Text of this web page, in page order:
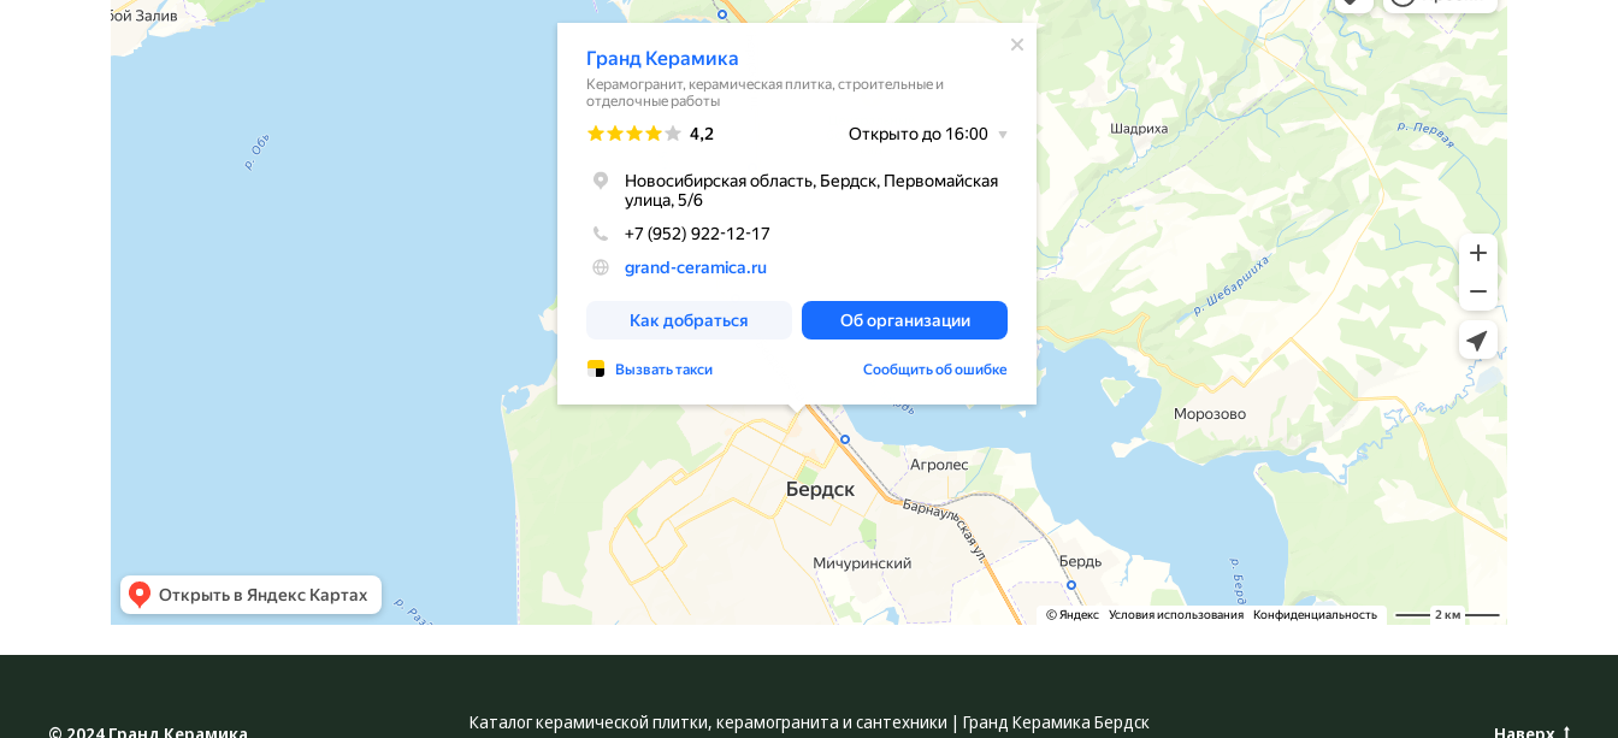
© 2024 Гранд Керамика
Каталог керамической плитки, керамогранита и сантехники | Гранд Керамика Бердск
Наверх